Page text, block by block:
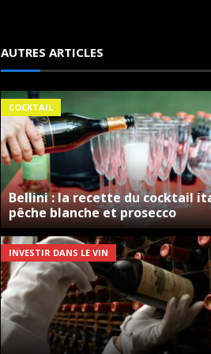
AUTRES ARTICLES
COCKTAIL
Bellini : la recette du cocktail
pêche blanche et prosecco
INVESTIR DANS LE VIN